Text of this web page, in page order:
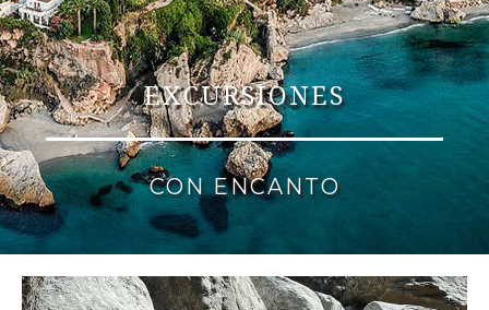
EXCURSIONES
CON ENCANTO